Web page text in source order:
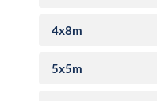
4x8m
5x5m